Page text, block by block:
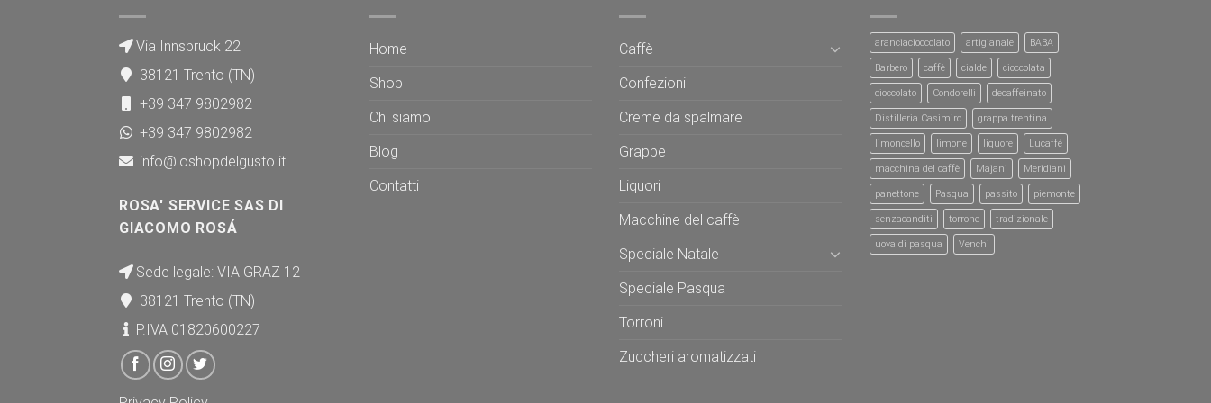
Via Innsbruck 22
38121 Trento (TN)
+39 347 9802982
+39 347 9802982
info@loshopdelgusto.it
ROSA' SERVICE SAS DI
GIACOMO ROSÁ
Sede legale: VIA GRAZ 12
38121 Trento (TN)
P.IVA 01820600227
Home
Shop
Chi siamo
Blog
Contatti
Caffè
Confezioni
Creme da spalmare
Grappe
Liquori
Macchine del caffè
Speciale Natale
Speciale Pasqua
Torroni
Zuccheri aromatizzati
aranciacioccolato artigianale BABA
Barbero caffè cialde cioccolata
cioccolato Condorelli decaffeinato
Distilleria Casimiro grappa trentina
limoncello limone liquore Lucaffé
macchina del caffè Majani Meridiani
panettone Pasqua passito piemonte
senzacanditi torrone tradizionale
uova di pasqua Venchi